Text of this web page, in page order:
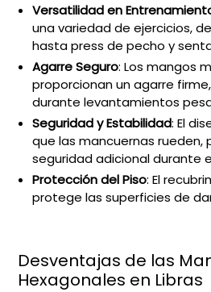
Versatilidad en
una variedad de ejercicios,
hasta press de pecho y
Agarre Seguro: Los mangos
proporcionan un agarre
durante levantamientos
Seguridad y Estabilidad: El
que las mancuernas rueden,
seguridad adicional durante
Protección del Piso: El
protege las superficies de
Desventajas de las
Hexagonales en Libras